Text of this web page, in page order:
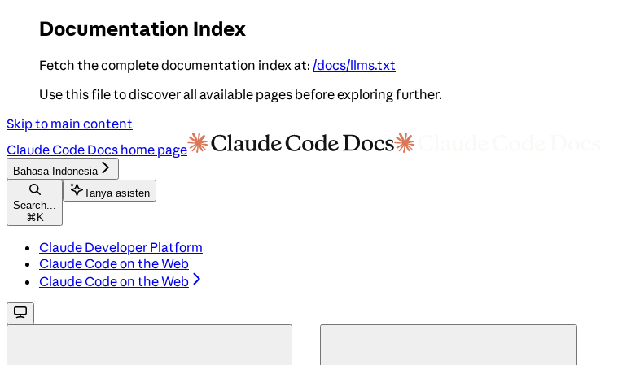
Documentation Index
Fetch the complete documentation index at: /docs/llms.txt
Use this file to discover all available pages before exploring further.
Skip to main content
Claude Code Docs home page
Bahasa Indonesia
Search...
⌘ K
Tanya asisten
Claude Developer Platform
Claude Code on the Web
Claude Code on the Web